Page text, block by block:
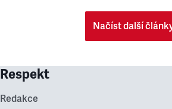
Načíst další
Respekt
Redakce